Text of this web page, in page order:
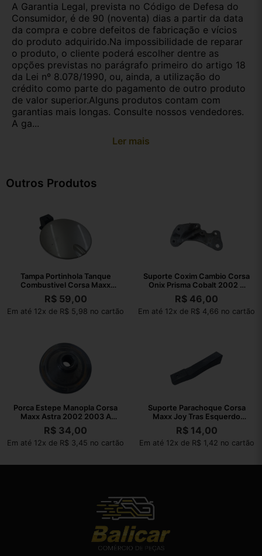
A Garantia Legal, prevista no Código de Defesa do
Consumidor, é de 90 (noventa) dias a partir da data
da compra e cobre defeitos de fabricação e vícios
do produto adquirido.Na impossibilidade de reparar
o produto, o cliente poderá escolher dentre as
opções previstas no parágrafo primeiro do artigo 18
da Lei nº 8.078/1990, ou, ainda, a utilização do
crédito como parte do pagamento de outro produto
de valor superior.Alguns produtos contam com
garantias mais longas. Consulte nossos vendedores.
A ga...
Ler mais
Outros Produtos
Tampa Portinhola Tanque
Combustivel Corsa Maxx
2004 A 2012
R$59,00
Em até 12x de R$ 5,98 no cartão
Suporte Coxim Cambio Corsa
Onix Prisma Cobalt 2002 A
2010
R$ 46,00
Em até 12x de R$ 4,66 no cartão
Porca Estepe Manopla Corsa
Maxx Astra 2002 2003 A
2010
R$ 34,00
Em até 12x de R$ 3,45 no cartão
Suporte Parachoque Corsa
Maxx Joy Tras Esquerdo
2002 A 2010
R$14,00
Em até 12x de R$ 1,42 no cartão